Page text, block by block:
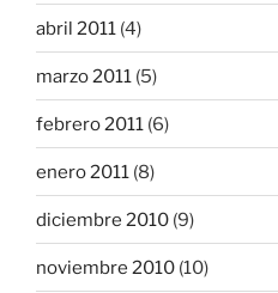
abril 2011 (4)
marzo 2011 (5)
febrero 2011 (6)
enero 2011 (8)
diciembre 2010 (9)
noviembre 2010 (10)